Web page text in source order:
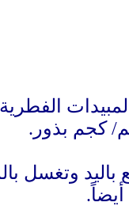
3 شهور من الزراعة